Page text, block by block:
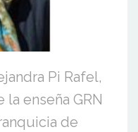
Pi Rafel,
enseña GRN
de